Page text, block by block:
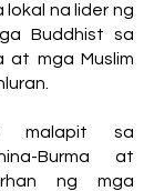
lokal na lider ng
Buddhist sa
at mga Muslim
malapit sa
Burma at
ng mga